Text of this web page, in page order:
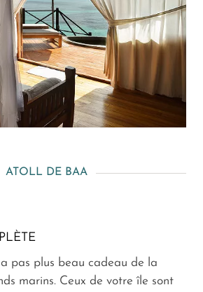
ATOLL DE BAA
a pas plus beau cadeau de la
marins. Ceux de votre île sont